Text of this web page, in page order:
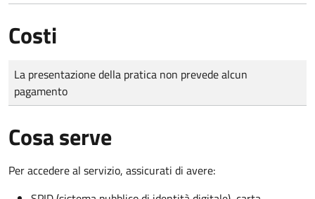
Costi
Tipo di pagamento
Importo
La presentazione della pratica non prevede alcun
pagamento
Cosa serve
Per accedere al servizio, assicurati di avere: